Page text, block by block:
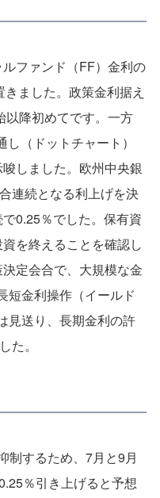
ファンド（FF）金利の
ました。政策金利据え
以降初めてです。一方
（ドットチャート）
しました。欧州中央銀
連続となる利上げを決
0.25％でした。保有資
を終えることを確認し
定会合で、大規模な金
短金利操作（イールド
見送り、長期金利の許
た。
制するため、7月と9月
％引き上げると予想